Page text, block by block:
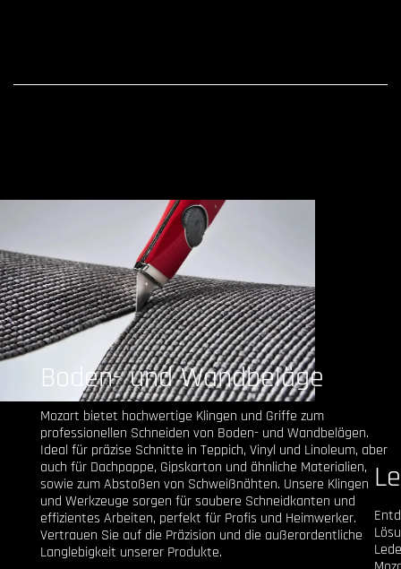
Boden- und Wandbeläge
Mozart bietet hochwertige Klingen und Griffe zum
professionellen Schneiden von Boden- und Wandbelägen.
Ideal für präzise Schnitte in Teppich, Vinyl und Linoleum, aber
auch für Dachpappe, Gipskarton und ähnliche Materialien,
sowie zum Abstoßen von Schweißnähten. Unsere Klingen
und Werkzeuge sorgen für saubere Schneidkanten und
effizientes Arbeiten, perfekt für Profis und Heimwerker.
Vertrauen Sie auf die Präzision und die außerordentliche
Langlebigkeit unserer Produkte.